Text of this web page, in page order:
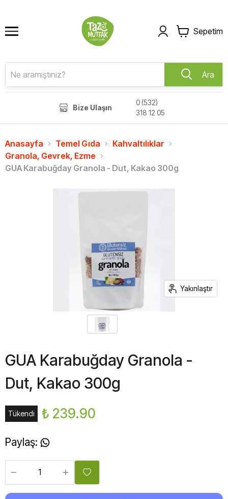
Sepetim
Ara
Bize Ulaşın
0 (532)
318 12 05
Anasayfa Temel Gıda
Kahvaltılıklar
Granola, Gevrek, Ezme
GUA Karabuğday Granola - Dut, Kakao 300g
Yakınlaştır
GUA Karabuğday Granola -
Dut, Kakao 300g
Tükendi ₺ 239.90
Paylaş: